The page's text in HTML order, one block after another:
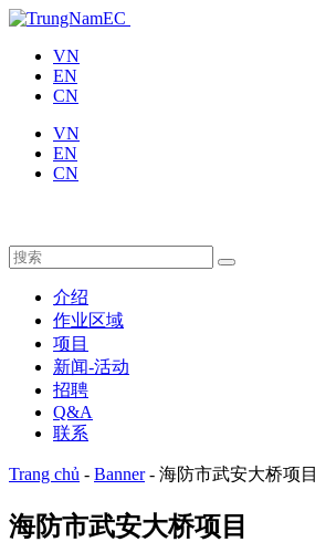
VN
EN
CN
VN
EN
CN
介绍
作业区域
项目
新闻-活动
招聘
Q&A
联系
Trang chủ - Banner- 海防市武安大桥项目
海防市武安大桥项目